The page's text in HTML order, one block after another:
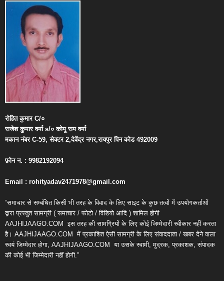
रोहित कुमारC/०
राजेश कुमार वर्माs/० कोमू राम वर्मा
मकान नंबरC-59,सेक्टर2,देवेंद्र नगर,रायपुर पिन कोड492009
फ़ोन न. : 9982192094
Email : rohityadav2471978@gmail.com
“समाचार से सम्बंधित किसी भी तरह के विवाद के लिए साइट के कुछ तत्वों में उपयोगकर्ताओं
द्वारा प्रस्तुत सामग्री ( समाचार / फोटो / विडियो आदि ) शामिल होगी
AAJHIJAAGO.COM इस तरह की सामग्रियों के लिए कोई जिम्मेदारी स्वीकार नहीं करता
है। AAJHIJAAGO.COM में प्रकाशित ऐसी सामग्री के लिए संवाददाता / खबर देने वाला
स्वयं जिम्मेदार होगा, AAJHIJAAGO.COM या उसके स्वामी, मुद्रक, प्रकाशक, संपादक
की कोई भी जिम्मेदारी नहीं होगी.”